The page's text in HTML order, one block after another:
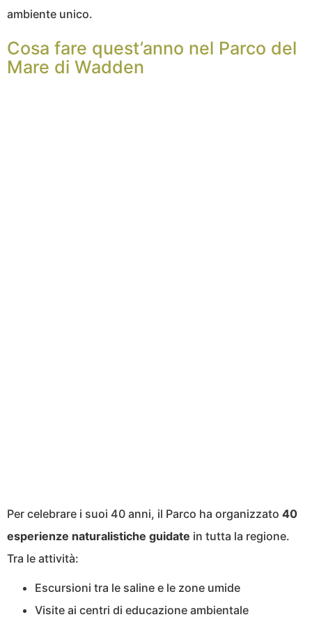
ambiente unico.
Cosa fare quest’anno nel Parco del
Mare di Wadden
Per celebrare i suoi 40 anni, il Parco ha organizzato 40
esperienze naturalistiche guidate in tutta la regione.
Tra le attività:
Escursioni tra le saline e le zone umide
Visite ai centri di educazione ambientale